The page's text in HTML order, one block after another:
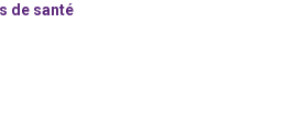
de santé